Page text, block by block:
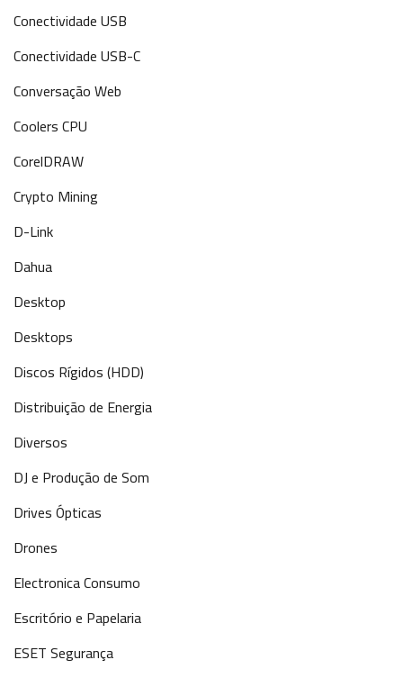
Conectividade USB
Conectividade USB-C
Conversação Web
Coolers CPU
CorelDRAW
Crypto Mining
D-Link
Dahua
Desktop
Desktops
Discos Rígidos (HDD)
Distribuição de Energia
Diversos
DJ e Produção de Som
Drives Ópticas
Drones
Electronica Consumo
Escritório e Papelaria
ESET Segurança